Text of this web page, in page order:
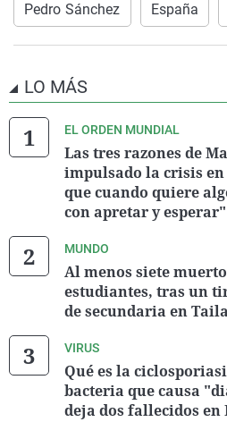
Pedro Sánchez España
LO MÁS
EL ORDEN MUNDIAL
Las tres razones de
impulsado la crisis
que cuando quiere
con apretar y esperar"
MUNDO
Al menos siete
estudiantes, tras un
de secundaria en
VIRUS
Qué es la
bacteria que causa
deja dos fallecidos en